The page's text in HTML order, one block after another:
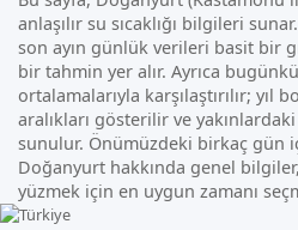
anlaşılır su sıcaklığı bilgileri
son ayın günlük verileri basit bir
bir tahmin yer alır. Ayrıca
ortalamalarıyla karşılaştırılır; yıl
aralıkları gösterilir ve
sunulur. Önümüzdeki birkaç gün
Doğanyurt hakkında genel
yüzmek için en uygun zamanı